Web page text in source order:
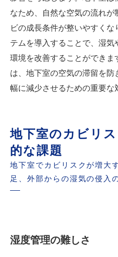
なため、自然な空気の流れが
ビの成長条件が整いやすく
テムを導入することで、湿
環境を改善することができま
は、地下室の空気の滞留を
幅に減少させるための重要な
地下室のカビリ
的な課題
地下室でカビリスクが増大
足、外部からの湿気の侵入
湿度管理の難しさ